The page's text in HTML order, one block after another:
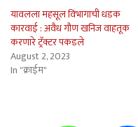
यावलला महसूल विभागाची धडक
कारवाई : अवैध गौण खनिज वाहतूक
करणारे ट्रॅक्टर पकडले
August 2, 2023
In "क्राईम"